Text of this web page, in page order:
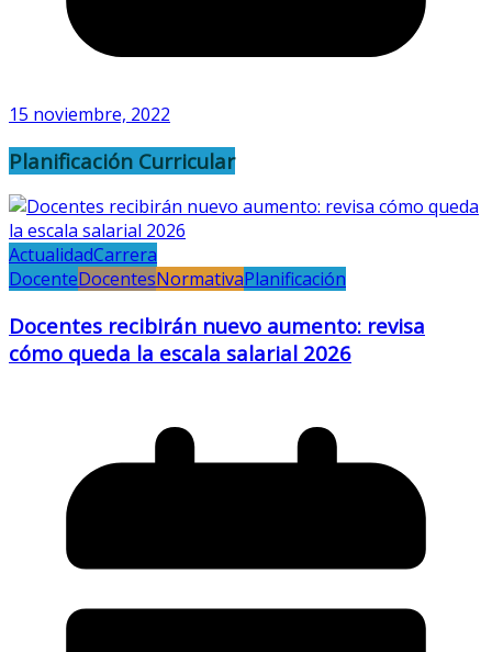
15 noviembre, 2022
Planificación Curricular
ActualidadCarrera
DocenteDocentesNormativaPlanificación
Docentes recibirán nuevo aumento: revisa
cómo queda la escala salarial 2026